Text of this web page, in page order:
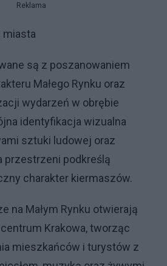
Reklama
miasta
są z poszanowaniem
Małego Rynku oraz
wydarzeń w obrębie
identyfikacja wizualna
sztuki ludowej oraz
przestrzeni podkreślą
charakter kiermaszów.
na Małym Rynku otwierają
Krakowa, tworząc
mieszkańców i turystów z